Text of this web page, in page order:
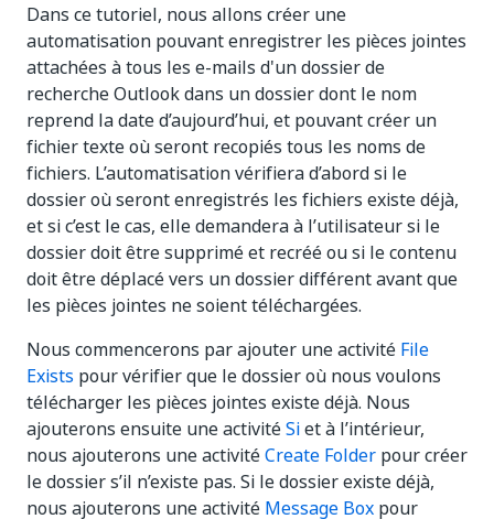
Dans ce tutoriel, nous allons créer une
automatisation pouvant enregistrer les pièces jointes
attachées à tous les e-mails d'un dossier de
recherche Outlook dans un dossier dont le nom
reprend la date d’aujourd’hui, et pouvant créer un
fichier texte où seront recopiés tous les noms de
fichiers. L’automatisation vérifiera d’abord si le
dossier où seront enregistrés les fichiers existe déjà,
et si c’est le cas, elle demandera à l’utilisateur si le
dossier doit être supprimé et recréé ou si le contenu
doit être déplacé vers un dossier différent avant que
les pièces jointes ne soient téléchargées.
Nous commencerons par ajouter une activité File
Exists pour vérifier que le dossier où nous voulons
télécharger les pièces jointes existe déjà. Nous
ajouterons ensuite une activitéSiet à l’intérieur,
nous ajouterons une activitéCreate Folder pour créer
le dossier s’il n’existe pas. Si le dossier existe déjà,
nous ajouterons une activité Message Box pour